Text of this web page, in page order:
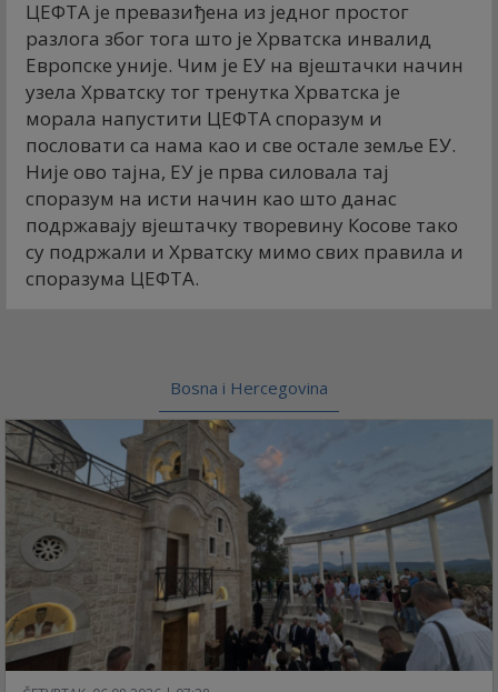
ЦЕФТА је превазиђена из једног простог
разлога због тога што је Хрватска инвалид
Европске уније. Чим је ЕУ на вјештачки начин
узела Хрватску тог тренутка Хрватска је
морала напустити ЦЕФТА споразум и
пословати са нама као и све остале земље ЕУ.
Није ово тајна, ЕУ је прва силовала тај
споразум на исти начин као што данас
подржавају вјештачку творевину Косове тако
су подржали и Хрватску мимо свих правила и
споразума ЦЕФТА.
Bosna i Hercegovina